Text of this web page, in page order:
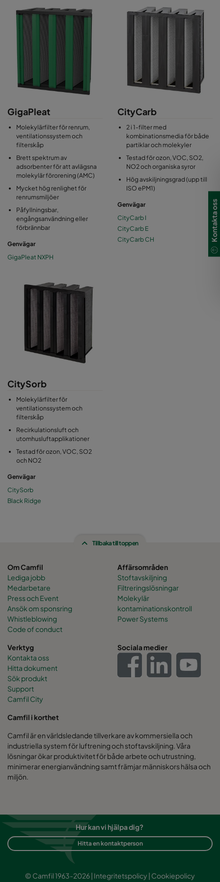
GigaPleat
Molekylärfilter för renrum,
ventilationssystem och
filterskåp
Brett spektrum av
adsorbenter för att avlägsna
molekylär förorening (AMC)
Mycket hög renlighet för
renrumsmiljöer
Påfyllningsbar,
engångsanvändning eller
förbrännbar
Genvägar
GigaPleat NXPH
CityCarb
2 i 1-filter med
kombinationsmedia för både
partiklar och molekyler
Testad för ozon, VOC, SO2,
NO2 och organiska syror
Hög avskiljningsgrad (upp till
ISO ePM1)
Genvägar
CityCarb I
CityCarb E
CityCarb CH
CitySorb
Molekylärfilter för
ventilationssystem och
filterskåp
Recirkulationsluft och
utomhusluftapplikationer
Testad för ozon, VOC, SO2
och NO2
Genvägar
CitySorb
Black Ridge
Tillbaka till toppen
Om Camfil
Lediga jobb
Medarbetare
Press och Event
Ansök om sponsring
Whistleblowing
Code of conduct
Affärsområden
Stoftavskiljning
Filtreringslösningar
Molekylär
kontaminationskontroll
Power Systems
Verktyg
Kontakta oss
Hitta dokument
Sök produkt
Support
Camfil City
Sociala medier
Camfil i korthet
Camfil är en världsledande tillverkare av kommersiella och
industriella system för luftrening och stoftavskiljning. Våra
lösningar ökar produktivitet för både arbete och utrustning,
minimerar energianvändning samt främjar människors hälsa och
miljön.
Hur kan vi hjälpa dig?
Hitta en kontaktperson
© Camfil 1963-2026 | Integritetspolicy | Cookiepolicy
Kontakta oss